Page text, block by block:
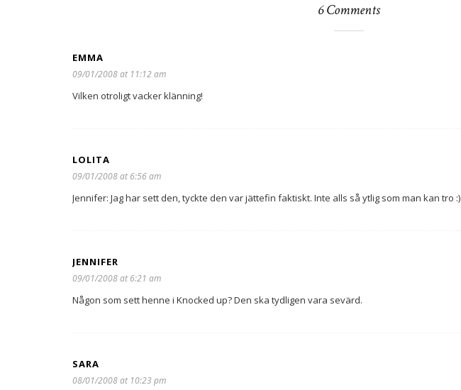
6 Comments
EMMA
09/01/2008 at 11:12 am
Vilken otroligt vacker klänning!
LOLITA
09/01/2008 at 6:56 am
Jennifer: Jag har sett den, tyckte den var jättefin faktiskt. Inte alls så ytlig som man kan tro :)
JENNIFER
09/01/2008 at 6:21 am
Någon som sett henne i Knocked up? Den ska tydligen vara sevärd.
SARA
08/01/2008 at 10:23 pm